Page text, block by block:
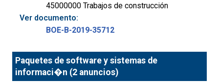
45000000 Trabajos de construcción
Ver documento:
BOE-B-2019-35712
Paquetes de software y sistemas de
informaci�n (2 anuncios)